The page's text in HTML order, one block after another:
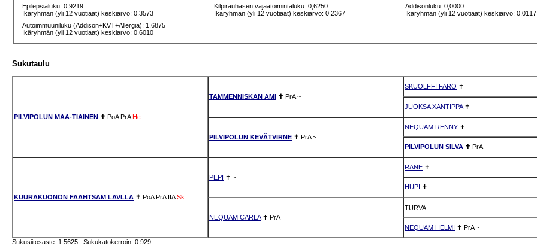
Epilepsialuku: 0,9219
Ikäryhmän (yli 12 vuotiaat) keskiarvo: 0,3573
Kilpirauhasen vajaatoimintaluku: 0,6250
Ikäryhmän (yli 12 vuotiaat) keskiarvo: 0,2367
Addisonluku: 0,0000
Ikäryhmän (yli 12 vuotiaat) keskiarvo: 0,0117
Autoimmuuniluku (Addison+KVT+Allergia): 1,6875
Ikäryhmän (yli 12 vuotiaat) keskiarvo: 0,6010
Sukutaulu
PILVIPOLUN MAA-TIAINEN ✝ PoA PrA Hc
TAMMENNISKAN AMI ✝ PrA ~
SKUOLFFI FARO ✝
JUOKSA XANTIPPA✝
PILVIPOLUN KEVÄTVIRNE ✝ PrA ~
NEQUAM RENNY ✝
PILVIPOLUN SILVA ✝ PrA
KUURAKUONON FAAHTSAM LAVLLA ✝ PoA PrA IfA Sk
PEPI ✝ ~
RANE ✝
HUPI ✝
NEQUAM CARLA✝ PrA
TURVA
NEQUAM HELMI ✝ PrA ~
Sukusiitosaste: 1.5625 Sukukatokerroin: 0.929